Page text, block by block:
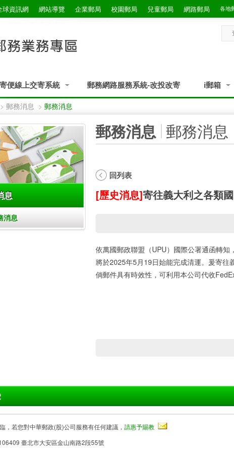
球資訊網 網站導覽 企業郵局 校園郵局 兒童郵局 網路郵局 各地
便線上交寄系統 郵務網路服務系統-改投改寄 i郵箱
> 郵務消息 > 郵務消息
息
消息
郵務消息 郵務消息
回列表
[歷史消息]寄往義大利之各類
依萬國郵政聯盟（UPU）國際公署通函轉
將於2025年5月19日始能完成清運。爰寄往
倘郵件具有時效性，可利用本公司代收
，若您對中華郵政(股)公司服務有任何建議， 請惠予賜教
臺北市大安區金山南路2段55號